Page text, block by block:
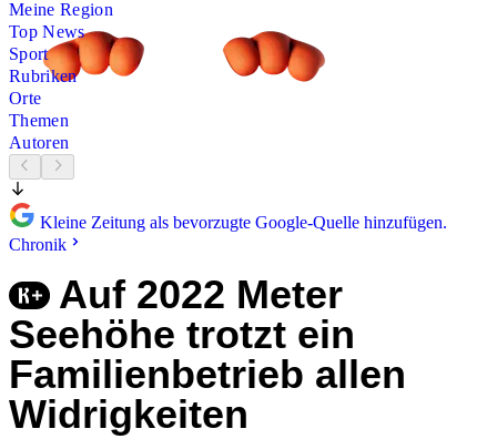
Meine Region
Top News
Sport
Rubriken
Orte
Themen
Autoren
Kleine Zeitung als bevorzugte Google-Quelle hinzufügen.
Chronik
Auf 2022 Meter
Seehöhe trotzt ein
Familienbetrieb allen
Widrigkeiten